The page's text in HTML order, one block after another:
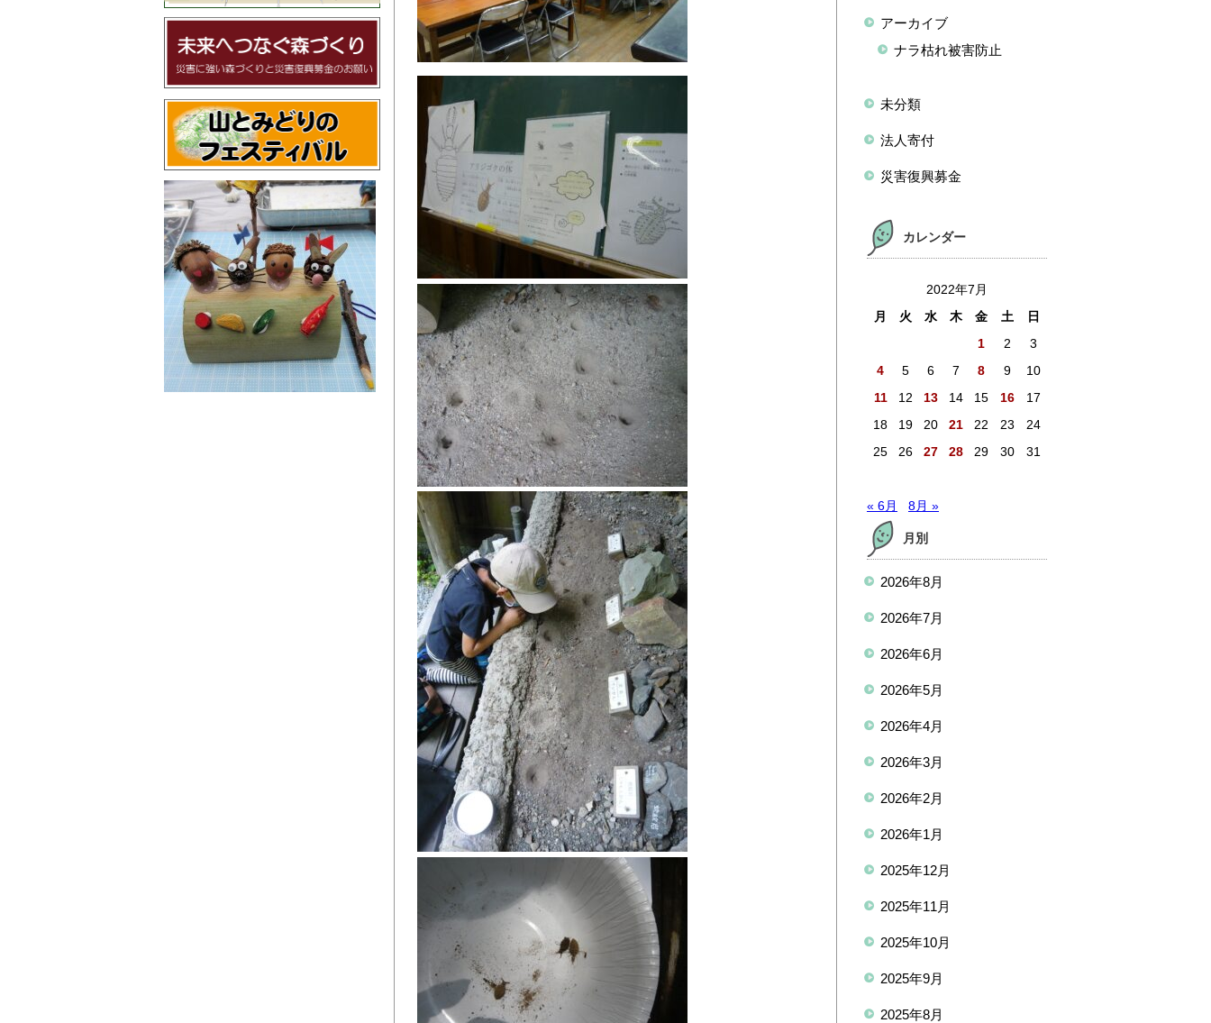
アーカイブ
ナラ枯れ被害防止
未分類
法人寄付
災害復興募金
カレンダー
2022年7月
月
火 水 木 金 土
日
1
2
3
4
5 6 7 8 9
10
11
12 13 14 15 16
17
18
19 20 21 22 23
24
25
26 27 28 29 30 31
« 6月 8月 »
月別
2026年8月
2026年7月
2026年6月
2026年5月
2026年4月
2026年3月
2026年2月
2026年1月
2025年12月
2025年11月
2025年10月
2025年9月
2025年8月